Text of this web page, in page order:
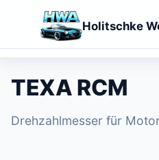
Holitschke
TEXA RCM
Drehzahlmesser für